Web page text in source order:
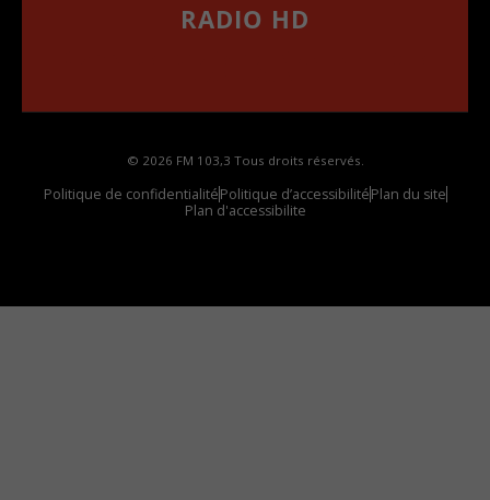
RADIO HD
© 2026 FM 103,3 Tous droits réservés.
Politique de confidentialitéPolitique d’accessibilitéPlan du site
Plan d'accessibilite